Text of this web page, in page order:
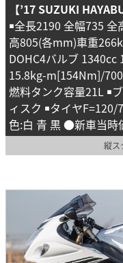
【’17 SUZUKI
￭全長2190 全幅735 全
高805(各mm)車重
DOHC4バルブ
15.8kg-m[154Nm]/
燃料タンク容量21L ￭
ィスク ￭タイヤ
色:白 青 黒 ●新車当時
縦ス